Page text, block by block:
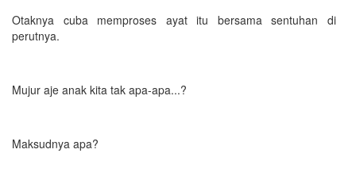
Otaknya cuba memproses ayat itu bersama sentuhan di
perutnya.
Mujur aje anak kita tak apa-apa...?
Maksudnya apa?